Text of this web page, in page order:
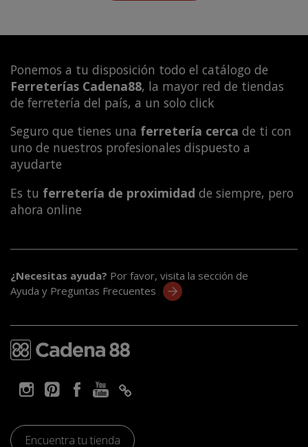
Ponemos a tu disposición todo el catálogo de
Ferreterías Cadena88, la mayor red de tiendas
de ferretería del país, a un solo click
Seguro que tienes una ferretería cerca de ti con
uno de nuestros profesionales dispuesto a
ayudarte
Es tu ferretería de proximidad de siempre, pero
ahora online
¿Necesitas ayuda? Por favor, visita la sección de
Ayuda y Preguntas Frecuentes
Encuentra tu tienda